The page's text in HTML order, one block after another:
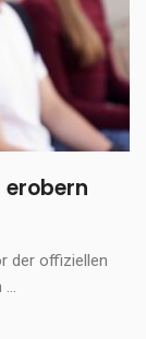
erobern
der offiziellen